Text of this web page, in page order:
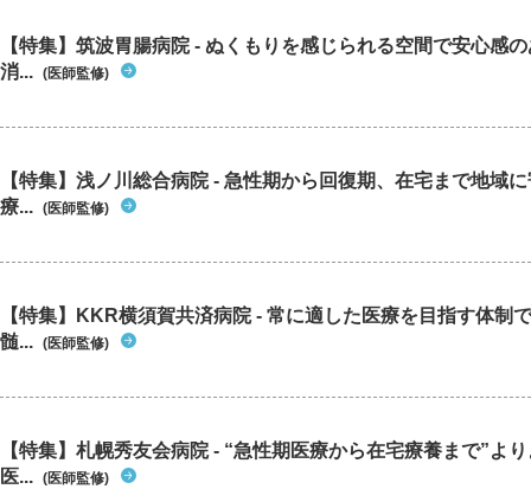
【特集】筑波胃腸病院 - ぬくもりを感じられる空間で安心感
消... (医師監修)
【特集】浅ノ川総合病院 - 急性期から回復期、在宅まで地域
療... (医師監修)
【特集】KKR横須賀共済病院 - 常に適した医療を目指す体制
髄... (医師監修)
【特集】札幌秀友会病院 - “急性期医療から在宅療養まで”よ
医... (医師監修)